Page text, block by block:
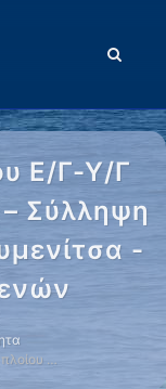
Ε/Γ-Υ/Γ
Σύλληψη
-
…